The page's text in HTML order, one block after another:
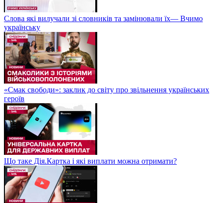
Слова які вилучали зі словників та замінювали їх— Вчимо
українську
«Смак свободи»: заклик до світу про звільнення українських
героїв
Що таке Дія.Картка і які виплати можна отримати?